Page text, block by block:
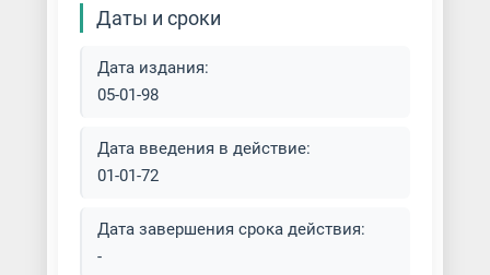
Даты и сроки
Дата издания:
05-01-98
Дата введения в действие:
01-01-72
Дата завершения срока действия:
-